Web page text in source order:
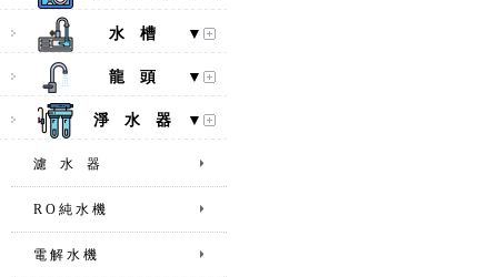
水 槽 ▼
龍 頭 ▼
淨 水 器 ▼
濾 水 器
R O 純 水 機
電 解 水 機